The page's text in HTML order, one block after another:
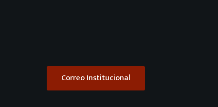
Correo Institucional